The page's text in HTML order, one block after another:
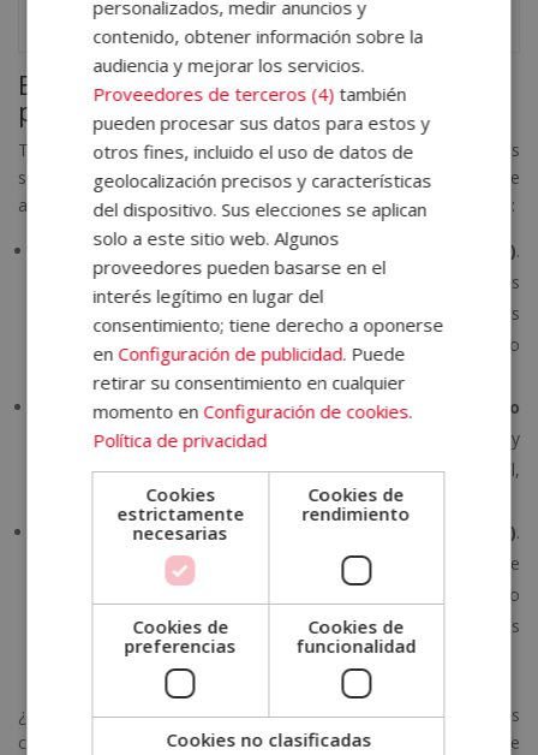
o conciertos.
Ejemplos de compositores y
productores famosos
Todo se entiende mejor con ejemplos, ¿verdad? Por ello, estos
son
ejemplos de compositores y productores
que te
ayudarán a entender mejor las diferencias entre ambos perfiles:
Taylor Swift (compositora) y Jack Antonoff (productor).
Taylor escribe la mayoría de sus letras y melodías, mientras
que Antonoff produce sus canciones diseñando el sonido, los
arreglos y el estilo final de temas como Cruel Summer o
Rosalía (compositora y co-productora) y El Guincho
(productor). En El mal querer, Rosalía compuso letra y
melodías, mientras que El Guincho produjo la base musical,
fusionando sonidos flamencos con electrónica y reguetón.
John Lennon (compositor) y George Martin (productor).
Lennon y McCartney componían las canciones de The
Beatles, pero George Martin fue el productor que les dio
forma en el estudio, añadiendo cuerdas, efectos y arreglos
que hoy son icónicos.
¿Te gustaría aprender más sobre producción musical? Puedes
convertirte en un experto en el dominio de los
de
personalizados, medir anuncios y
contenido, obtener información sobre la
audiencia y mejorar los servicios.
Proveedores de terceros (4) también
pueden procesar sus datos para estos y
otros fines, incluido el uso de datos de
geolocalización precisos y características
del dispositivo. Sus elecciones se aplican
solo a este sitio web. Algunos
proveedores pueden basarse en el
interés legítimo en lugar del
consentimiento; tiene derecho a oponerse
enConfiguración de publicidad. Puede
retirar su consentimiento en cualquier
momento enConfiguración de cookies.
Política de privacidad
Cookies
estrictamente
necesarias
Cookies de
rendimiento
Cookies de
preferencias
Cookies de
funcionalidad
Cookies no clasificadas